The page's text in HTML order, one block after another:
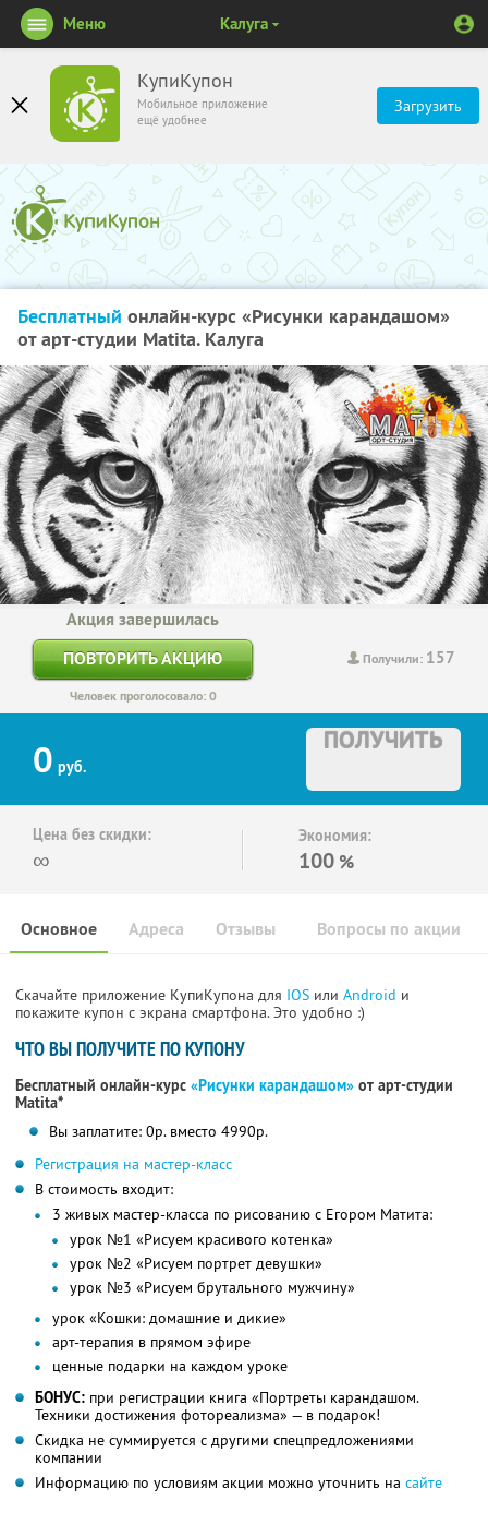
КупиКупон
Мобильное приложение
ещё удобнее
Загрузить
Меню Калуга
Бесплатный онлайн-курс «Рисунки карандашом»
от арт-студии Matita. Калуга
Получили: 157
Акция завершилась
ПОВТОРИТЬ АКЦИЮ
Человек проголосовало: 0
0 руб.
ПОЛУЧИТЬ
Цена без скидки:
∞
Экономия:
100 %
Основное Отзывы Вопросы по акции
Адреса
Скачайте приложение КупиКупона для IOS или Android и
покажите купон с экрана смартфона. Это удобно :)
ЧТО ВЫ ПОЛУЧИТЕ ПО КУПОНУ
Бесплатный онлайн-курс «Рисунки карандашом» от арт-студии
Matita*
Вы заплатите: 0р. вместо 4990р.
Регистрация на мастер-класс
В стоимость входит:
3 живых мастер-класса по рисованию с Егором Матита:
урок №1 «Рисуем красивого котенка»
урок №2 «Рисуем портрет девушки»
урок №3 «Рисуем брутального мужчину»
урок «Кошки: домашние и дикие»
арт-терапия в прямом эфире
ценные подарки на каждом уроке
БОНУС: при регистрации книга «Портреты карандашом.
Техники достижения фотореализма» — в подарок!
Скидка не суммируется с другими спецпредложениями
компании
Информацию по условиям акции можно уточнить на сайте